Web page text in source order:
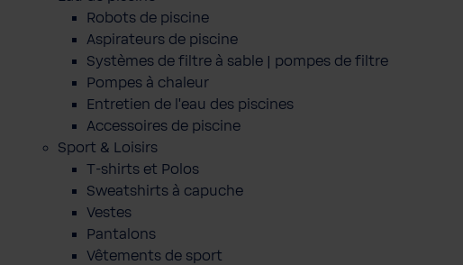
Robots de piscine
Aspirateurs de piscine
Systèmes de filtre à sable | pompes de filtre
Pompes à chaleur
Entretien de l'eau des piscines
Accessoires de piscine
Sport & Loisirs
T-shirts et Polos
Sweatshirts à capuche
Vestes
Pantalons
Vêtements de sport